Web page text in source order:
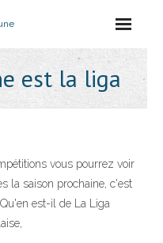
est la liga
vous pourrez voir
la saison prochaine, c'est
est-il de La Liga